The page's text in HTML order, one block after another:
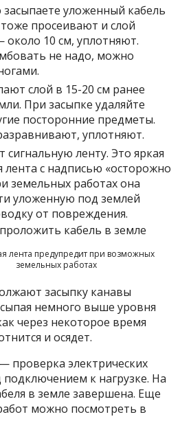
засыпаете уложенный кабель
просеивают и слой
10 см, уплотняют.
не надо, можно
слой в 15-20 см ранее
При засыпке удаляйте
посторонние предметы.
уплотняют.
ленту. Это яркая
лента с надписью «осторожно
земельных работах она
уложенную под землей
от повреждения.
лента предупредит при возможных
земельных работах
засыпку канавы
немного выше уровня
через некоторое время
и осядет.
проверка электрических
к нагрузке. На
в земле завершена. Еще
можно посмотреть в